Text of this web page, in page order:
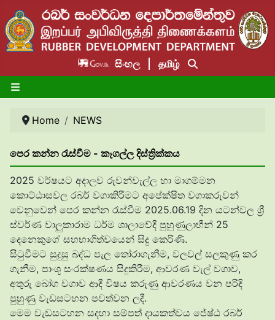
සිංහල தமிழ்
Home NEWS
පෙර කන්න රැස්වීම - කෑගල්ල දිස්ත්‍රික්කය
2025 වර්ෂයට අදාලව රුවන්වැල්ල හා මාගම්මන
කොට්ඨාසවල රබර් වගාකිරීමට අපේක්ෂිත වගාකරුවන්
වෙනුවෙන් පෙර කන්න රැස්වීම 2025.06.19 දින යටන්වල ශ්
ස්වර්ණ වාලුකාරාම ධර්ම ශාලාවේදී පුහුණුලාභීන් 25
දෙනෙකුගේ සහභාගිත්වයෙන් සිදු කෙරිණි.
සිටුවීමට සුදුසු බද්ධ පැල තෝරාගැනීම, වලවල් සලකුණු කර
ගැනීම, පාංශූ සංරක්ෂණය සිදුකිරීම, ආවරණ වැල් වගාව,
අතුරු බෝග වගාව ආදී විෂය කරුණු ආවරණය වන පරිදි
පුහුණු වැඩසටහන පවත්වන ලදී.
මෙම වැඩසටහන සදහා සම්පත් දායකත්වය ජේෂ්ඨ රබර්